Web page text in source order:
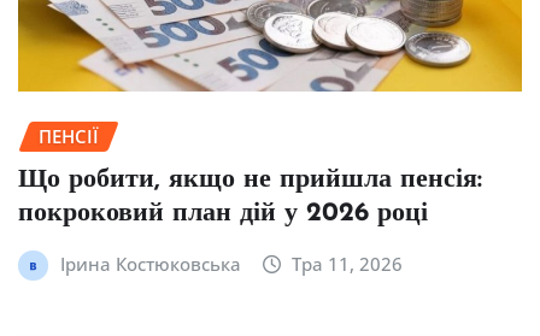
ПЕНСІЇ
Що робити, якщо не прийшла пенсія:
покроковий план дій у 2026 році
Ірина Костюковська Тра 11, 2026